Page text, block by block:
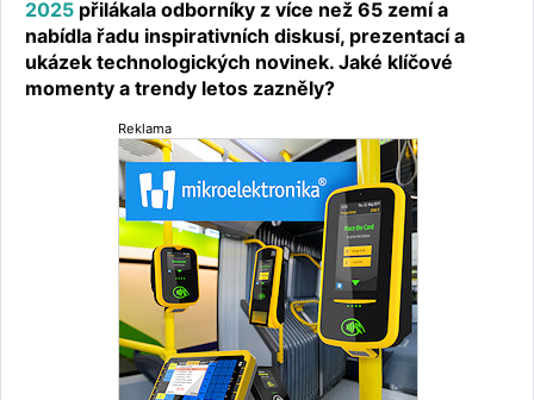
2025 přilákala odborníky z více než 65 zemí a
nabídla řadu inspirativních diskusí, prezentací a
ukázek technologických novinek. Jaké klíčové
momenty a trendy letos zazněly?
Reklama